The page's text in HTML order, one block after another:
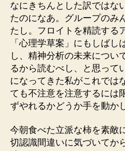
なにきちんとした訳ではな
たのになあ。グループのみ
たし。フロイトを精読する
「心理学草案」にもしばし
し、精神分析の未来につい
るから読むべし、と思って
になってきた私がこれでは
ても不注意を注意するには
ずやれるかどうか手を動か
今朝食べた立派な柿を素敵
切認識間違いに気づいてか